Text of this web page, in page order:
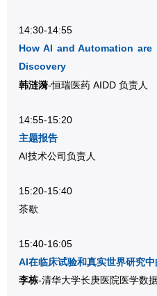
14:30-14:55
How AI and Automation
Discovery
韩涟漪-恒瑞医药 AIDD 负责人
14:55-15:20
主题报告
AI技术公司负责人
15:20-15:40
茶歇
15:40-16:05
AI在临床试验和真实世界研究中
李栋-清华大学长庚医院医学数